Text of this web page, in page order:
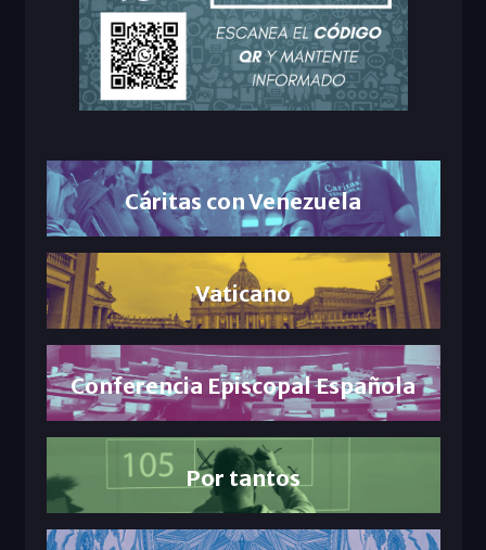
Cáritas con Venezuela
Vaticano
Conferencia Episcopal Española
Por tantos